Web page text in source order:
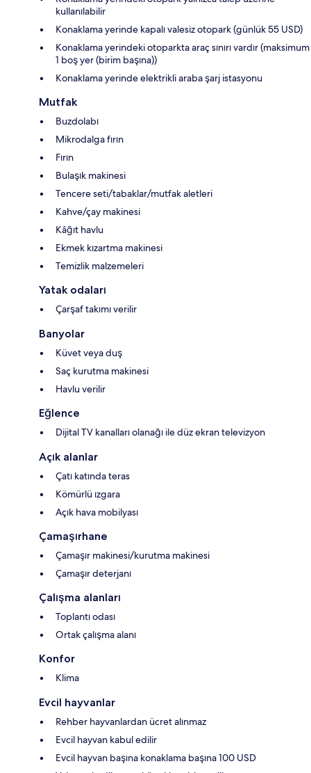
kullanılabilir
Konaklama yerinde kapalı valesiz otopark (günlük 55 USD)
Konaklama yerindeki otoparkta araç sınırı vardır (maksimum
1 boş yer (birim başına))
Konaklama yerinde elektrikli araba şarj istasyonu
Mutfak
Buzdolabı
Mikrodalga fırın
Fırın
Bulaşık makinesi
Tencere seti/tabaklar/mutfak aletleri
Kahve/çay makinesi
Kâğıt havlu
Ekmek kızartma makinesi
Temizlik malzemeleri
Yatak odaları
Çarşaf takımı verilir
Banyolar
Küvet veya duş
Saç kurutma makinesi
Havlu verilir
Eğlence
Dijital TV kanalları olanağı ile düz ekran televizyon
Açık alanlar
Çatı katında teras
Kömürlü ızgara
Açık hava mobilyası
Çamaşırhane
Çamaşır makinesi/kurutma makinesi
Çamaşır deterjanı
Çalışma alanları
Toplantı odası
Ortak çalışma alanı
Konfor
Klima
Evcil hayvanlar
Rehber hayvanlardan ücret alınmaz
Evcil hayvan kabul edilir
Evcil hayvan başına konaklama başına 100 USD